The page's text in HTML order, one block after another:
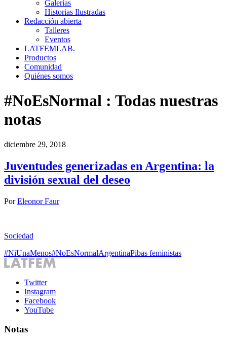
Galerias
Historias Ilustradas
Redacción abierta
Talleres
Eventos
LATFEMLAB.
Productos
Comunidad
Quiénes somos
#NoEsNormal : Todas nuestras
notas
diciembre 29, 2018
Juventudes generizadas en Argentina: la
división sexual del deseo
PorEleonor Faur
Sociedad
#NiUnaMenos#NoEsNormalArgentinaPibas feministas
Twitter
Instagram
Facebook
YouTube
Notas